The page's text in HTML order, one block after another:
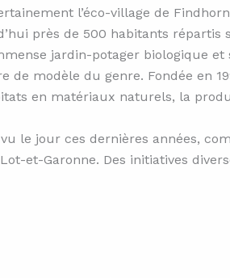
l’éco-village de
près de 500 habitants répartis
jardin-potager biologique et
de modèle du genre. Fondée
en matériaux naturels, la
le jour ces dernières années,
et-Garonne. Des initiatives